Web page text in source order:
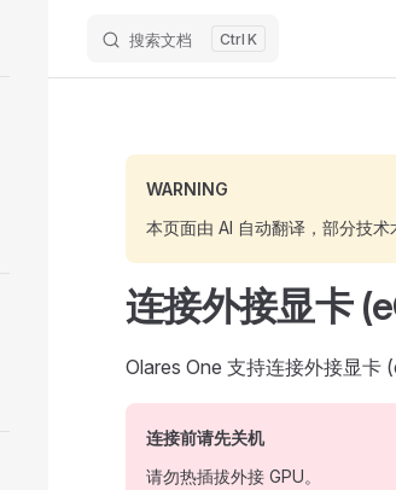
搜索文档 K
WARNING
本页面由 AI 自动翻译，部分技
连接外接显卡
Olares One 支持连接外接显卡
连接前请先关机
请勿热插拔外接 GPU。